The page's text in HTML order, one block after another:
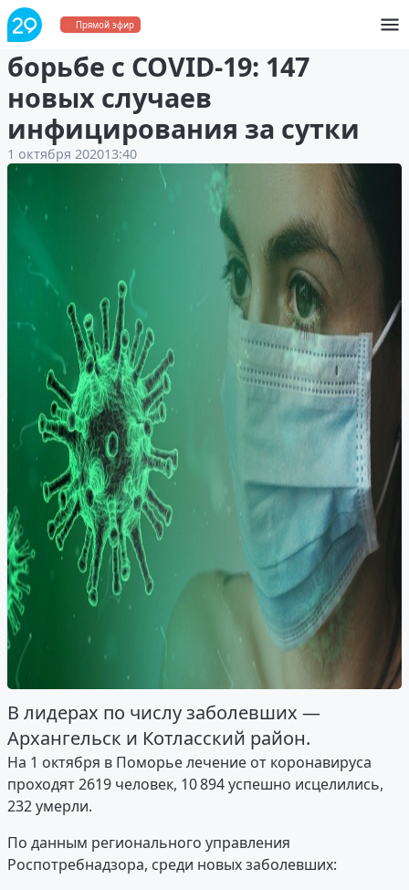
Прямой эфир
Региональный штаб по
борьбе с COVID-19: 147
новых случаев
инфицирования за сутки
1 октября 202013:40
В лидерах по числу заболевших —
Архангельск и Котласский район.
На 1 октября в Поморье лечение от коронавируса
проходят 2619 человек, 10 894 успешно исцелились,
232 умерли.
По данным регионального управления
Роспотребнадзора, среди новых заболевших: